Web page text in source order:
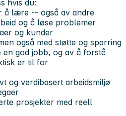
hvis du:
å lære -- også av andre
og å løse problemer
og kunder
også med støtte og sparring
en god jobb, og av å forstå
er til for
og verdibasert arbeidsmiljø
prosjekter med reell